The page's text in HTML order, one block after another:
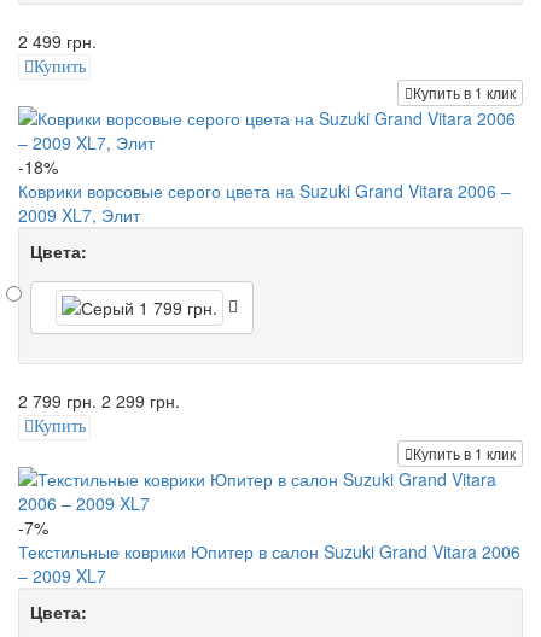
2 499 грн.
Купить
Купить в 1 клик
-18%
Коврики ворсовые серого цвета на Suzuki Grand Vitara 2006 –
2009 XL7, Элит
Цвета:
2 799 грн. 2 299 грн.
Купить
Купить в 1 клик
-7%
Текстильные коврики Юпитер в салон Suzuki Grand Vitara 2006
– 2009 XL7
Цвета: